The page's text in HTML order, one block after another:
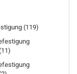
(119)